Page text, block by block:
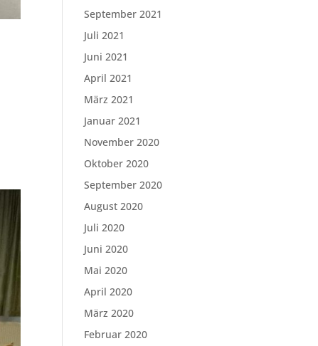
September 2021
Juli 2021
Juni 2021
April 2021
März 2021
Januar 2021
November 2020
Oktober 2020
September 2020
August 2020
Juli 2020
Juni 2020
Mai 2020
April 2020
März 2020
Februar 2020